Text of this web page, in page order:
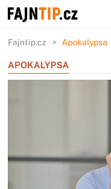
Fajntip.cz Apokalypsa
APOKALYPSA